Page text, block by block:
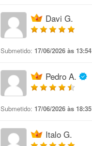
Davi G.
Submetido: 17/06/2026 às 13:54
Pedro A.
Submetido: 17/06/2026 às 18:35
Italo G.